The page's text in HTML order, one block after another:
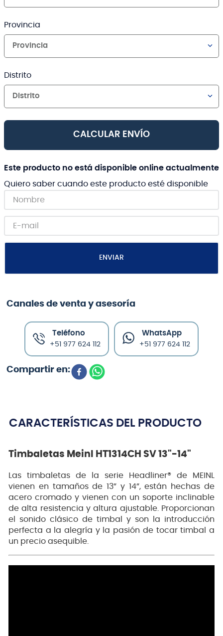
Provincia
Provincia
Distrito
Distrito
CALCULAR ENVÍO
Este producto no está disponible online actualmente
Quiero saber cuando este producto esté disponible
ENVIAR
Canales de venta y asesoría
Teléfono
+51 977 624 112
WhatsApp
+51 977 624 112
CARACTERÍSTICAS DEL PRODUCTO
Timbaletas Meinl HT1314CH SV 13"-14"
Las timbaletas de la serie Headliner® de MEINL
vienen en tamaños de 13” y 14”, están hechas de
acero cromado y vienen con un soporte inclinable
de alta resistencia y altura ajustable. Proporcionan
el sonido clásico de timbal y son la introducción
perfecta a la alegría y la pasión de tocar timbal a
un precio asequible.